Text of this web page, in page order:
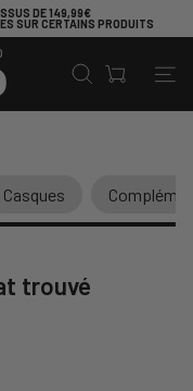
DE 149,99€
SUR CERTAINS PRODUITS
Casques
trouvé